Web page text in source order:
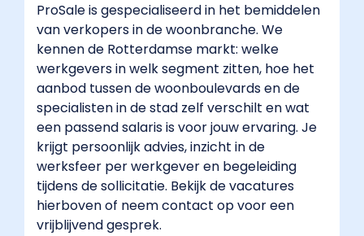
ProSale is gespecialiseerd in het bemiddelen
van verkopers in de woonbranche. We
kennen de Rotterdamse markt: welke
werkgevers in welk segment zitten, hoe het
aanbod tussen de woonboulevards en de
specialisten in de stad zelf verschilt en wat
een passend salaris is voor jouw ervaring. Je
krijgt persoonlijk advies, inzicht in de
werksfeer per werkgever en begeleiding
tijdens de sollicitatie. Bekijk de vacatures
hierboven of neem contact op voor een
vrijblijvend gesprek.